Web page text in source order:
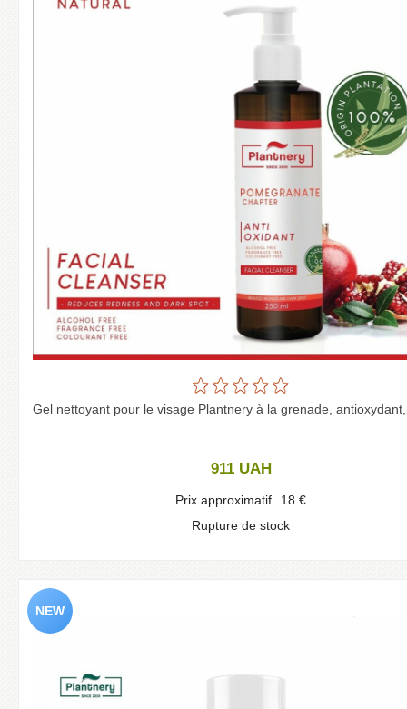
Gel nettoyant pour le visage Plantnery à la grenade,
911 UAH
Prix approximatif 18 €
Rupture de stock